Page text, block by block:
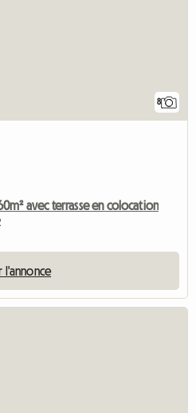
8
avec terrasse en colocation
l'annonce